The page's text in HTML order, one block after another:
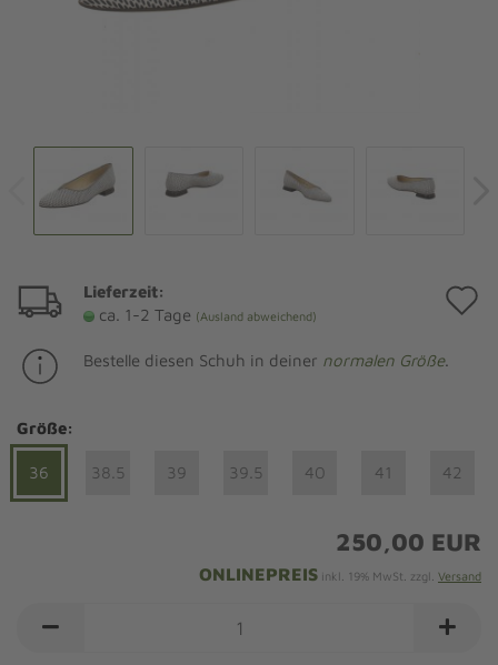
Lieferzeit:
ca. 1-2 Tage (Ausland abweichend)
Bestelle diesen Schuh in deiner normalen Größe.
Größe:
36 38.5 39 39.5 40 41 42
250,00 EUR
ONLINEPREIS inkl. 19% MwSt. zzgl. Versand